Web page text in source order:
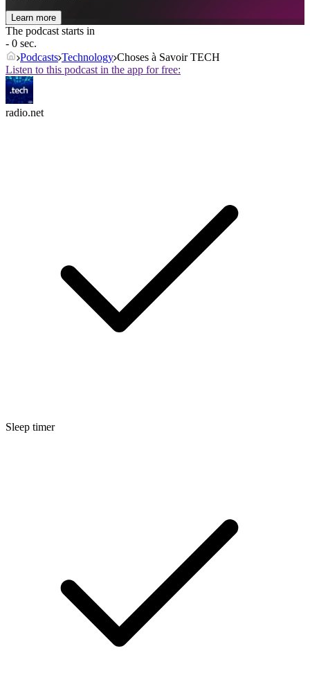
Learn more
The podcast starts in
- 0 sec.
Podcasts Technology Choses à Savoir TECH
Listen to this podcast in the app for free:
radio.net
Sleep timer